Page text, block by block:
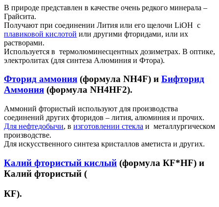
В природе представлен в качестве очень редкого минерала –
Грайсита.
Получают при соединении Лития или его щелочи LiOH с
плавиковой кислотой или другими фторидами, или их
растворами.
Используется в термолюминесцентных дозиметрах. В оптике,
электролитах (для синтеза Алюминия и Фтора).
Фторид аммония (формула NH4F) и Бифторид
Аммония (формула NH4HF2).
Аммоний фтористый используют для производства
соединений других фторидов – лития, алюминия и прочих.
Для нефтедобычи, в изготовлении стекла и металлургическом
производстве.
Для искусственного синтеза кристаллов аметиста и других.
Калий фтористый кислый (формула КF*HF) и
Калий фтористый (
КF).